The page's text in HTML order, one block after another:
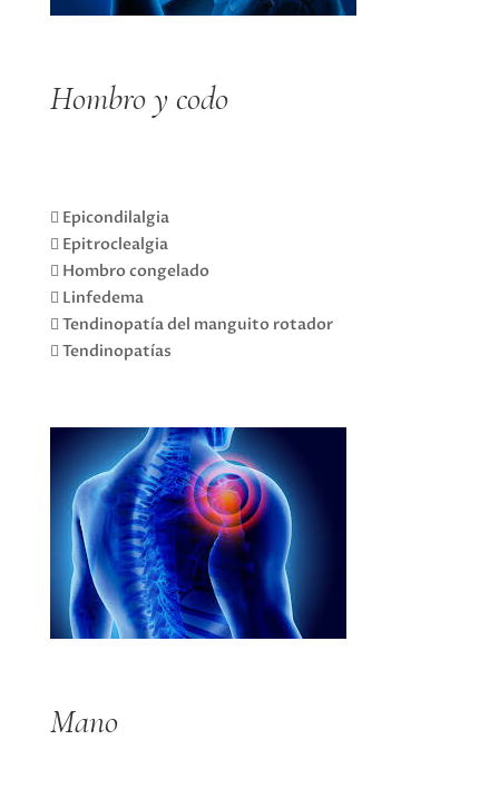
Hombro y codo
 Epicondilalgia
 Epitroclealgia
 Hombro congelado
 Linfedema
 Tendinopatía del manguito rotador
 Tendinopatías
Mano